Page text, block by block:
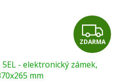
Z
D
ZDARMA
- elektronický zámek,
mm